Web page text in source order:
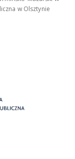
w Olsztynie